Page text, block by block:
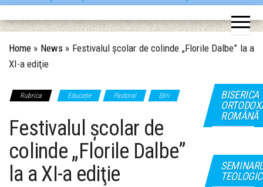
Home » News» Festivalul școlar de colinde „Florile Dalbe” la a
XI-a ediţie
Rubrica Educație Pastoral Știri
Festivalul școlar de
colinde „Florile Dalbe”
la a XI-a ediţie
BISERICA
ROMÂNĂ
TEOLOGIC